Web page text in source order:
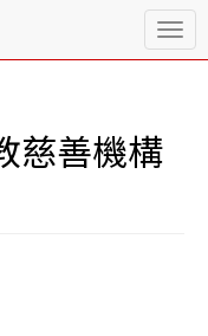
T
o
慈善機構